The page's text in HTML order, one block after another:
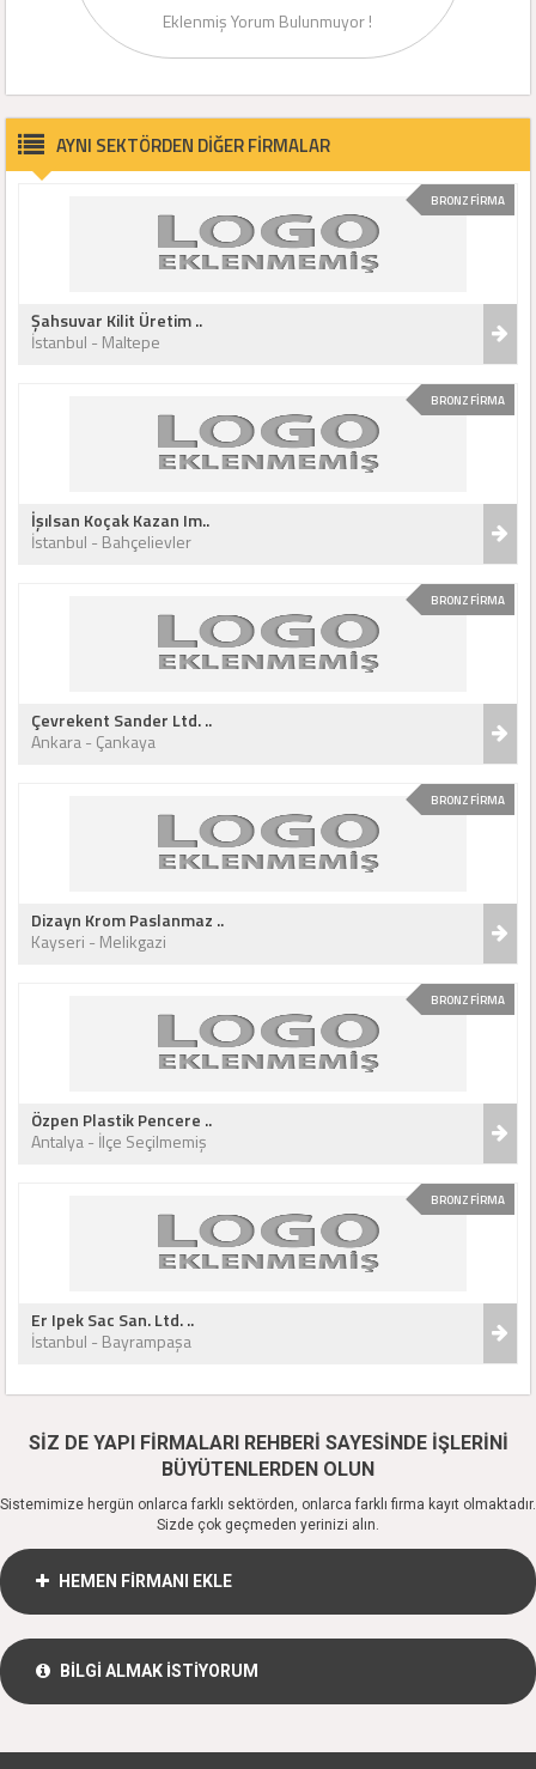
Eklenmiş Yorum Bulunmuyor !
AYNI SEKTÖRDEN DİĞER FİRMALAR
BRONZ FİRMA
Şahsuvar Kilit Üretim ..
İstanbul - Maltepe
BRONZ FİRMA
İşılsan Koçak Kazan Im..
İstanbul - Bahçelievler
BRONZ FİRMA
Çevrekent Sander Ltd. ..
Ankara - Çankaya
BRONZ FİRMA
Dizayn Krom Paslanmaz ..
Kayseri - Melikgazi
BRONZ FİRMA
Özpen Plastik Pencere ..
Antalya - İlçe Seçilmemiş
BRONZ FİRMA
Er Ipek Sac San. Ltd. ..
İstanbul - Bayrampaşa
SİZ DE YAPI FİRMALARI REHBERİ SAYESİNDE İŞLERİNİ
BÜYÜTENLERDEN OLUN
Sistemimize hergün onlarca farklı sektörden, onlarca farklı firma kayıt olmaktadır.
Sizde çok geçmeden yerinizi alın.
HEMEN FİRMANI EKLE
BİLGİ ALMAK İSTİYORUM